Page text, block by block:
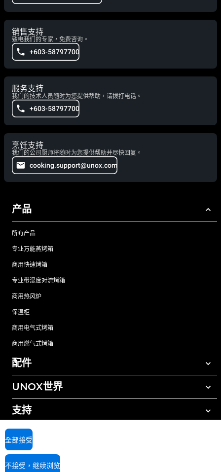
销售支持
致电我们的专家，免费咨询。
+603-58797700
服务支持
我们的技术人员随时为您提供帮助，请拨打电话。
+603-58797700
烹饪支持
我们的公司厨师将随时为您提供帮助并尽快回复。
cooking.support@unox.com
产品
所有产品
专业万能蒸烤箱
商用快速烤箱
专业带湿度对流烤箱
商用热风炉
保温柜
商用电气式烤箱
商用燃气式烤箱
配件
所有配件
手动清洗清洁剂
树脂过滤水处理
反渗透水处理
UNOX世界
我们在全球的办事处
支持
UNOX质保
查找经销商
查找服务中心
全部接受
不接受，继续浏览